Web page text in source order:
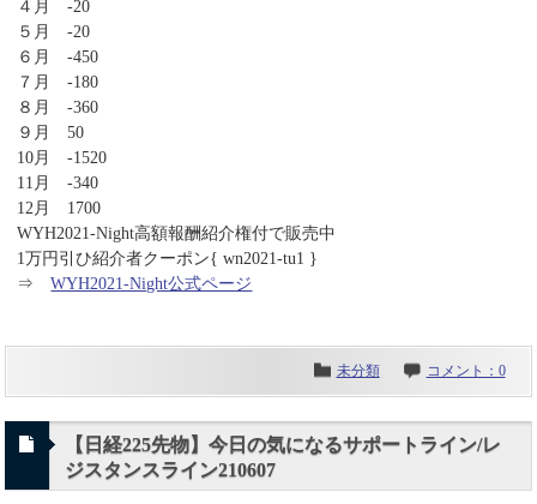
４月 -20
５月 -20
６月 -450
７月 -180
８月 -360
９月 50
10月 -1520
11月 -340
12月 1700
WYH2021-Night高額報酬紹介権付で販売中
1万円引ひ紹介者クーポン{ wn2021-tu1 }
⇒WYH2021-Night公式ページ
未分類 コメント：0
【日経225先物】今日の気になるサポートライン/レ
ジスタンスライン210607